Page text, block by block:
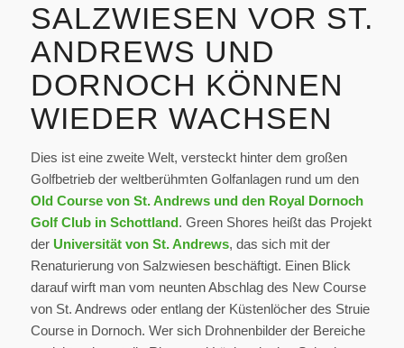
SALZWIESEN VOR ST.
ANDREWS UND
DORNOCH KÖNNEN
WIEDER WACHSEN
Dies ist eine zweite Welt, versteckt hinter dem großen
Golfbetrieb der weltberühmten Golfanlagen rund um den
Old Course von St. Andrews und den Royal Dornoch
Golf Club in Schottland. Green Shores heißt das Projekt
der Universität von St. Andrews, das sich mit der
Renaturierung von Salzwiesen beschäftigt. Einen Blick
darauf wirft man vom neunten Abschlag des New Course
von St. Andrews oder entlang der Küstenlöcher des Struie
Course in Dornoch. Wer sich Drohnenbilder der Bereiche